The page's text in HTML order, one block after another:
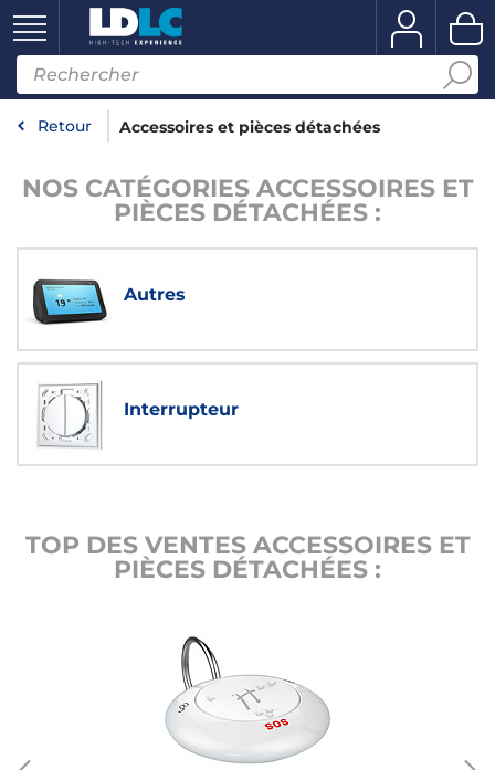
Retour Accessoires et pièces détachées
NOS CATÉGORIES ACCESSOIRES ET
PIÈCES DÉTACHÉES :
Autres
Interrupteur
TOP DES VENTES ACCESSOIRES ET
PIÈCES DÉTACHÉES :